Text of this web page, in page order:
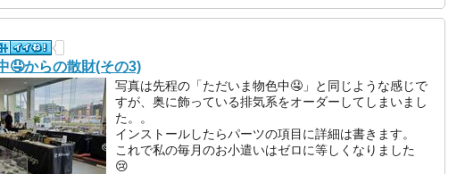
🤤からの散財(その3)
写真は先程の「ただいま物色中🤤」と同じような感じで
すが、奥に飾っている排気系をオーダーしてしまいまし
た。。
インストールしたらパーツの項目に詳細は書きます。
これで私の毎月のお小遣いはゼロに等しくなりました
😢